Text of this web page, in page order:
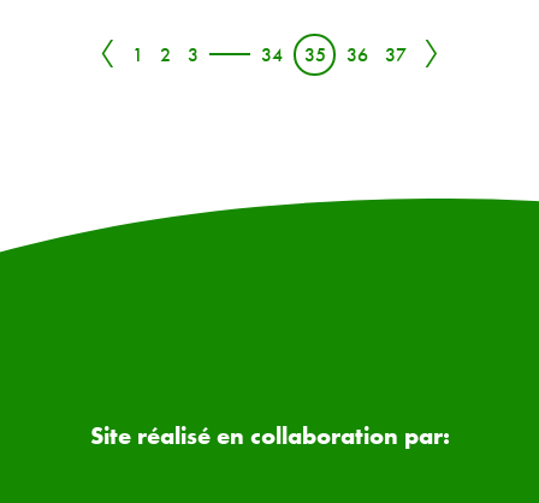
〈 1 2 3 34 35 36 37 〉
Site réalisé en collaboration par: